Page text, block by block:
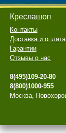
Креслашоп
Контакты
Доставка и оплата
Гарантии
Отзывы о нас
8(495)109-20-80
8(800)1000-955
Москва,